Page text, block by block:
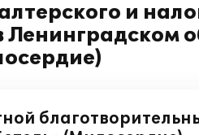
и
Ленинградском